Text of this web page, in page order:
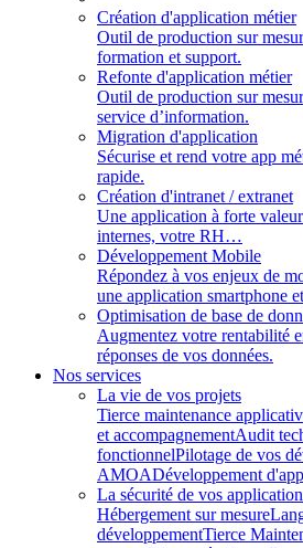
Création d'application métier
Outil de production sur
formation et support.
Refonte d'application métier
Outil de production sur
service d’information.
Migration d'application
Sécurise et rend votre app
rapide.
Création d'intranet / extranet
Une application à forte
internes, votre RH…
Développement Mobile
Répondez à vos enjeux de
une application smartphone
Optimisation de base de
Augmentez votre rentabilité
réponses de vos données.
Nos services
La vie de vos projets
Tierce maintenance
et accompagnementAudit
fonctionnelPilotage de vos
AMOADéveloppement
La sécurité de vos
Hébergement sur mesure
développementTierce